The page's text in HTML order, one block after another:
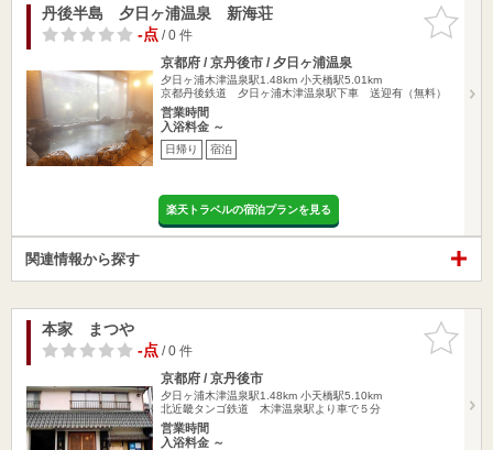
お気に入
りに追加
丹後半島 夕日ヶ浦温泉 新海荘
-点/ 0 件
京都府 / 京丹後市 / 夕日ヶ浦温泉
夕日ヶ浦木津温泉駅1.48km 小天橋駅5.01km
京都丹後鉄道 夕日ヶ浦木津温泉駅下車 送迎有（無料）
営業時間
入浴料金 ～
日帰り 宿泊
楽天トラベルの宿泊プランを見る
関連情報から探す
お気に入
りに追加
本家 まつや
-点/ 0 件
京都府 / 京丹後市
夕日ヶ浦木津温泉駅1.48km 小天橋駅5.10km
北近畿タンゴ鉄道 木津温泉駅より車で５分
営業時間
入浴料金 ～